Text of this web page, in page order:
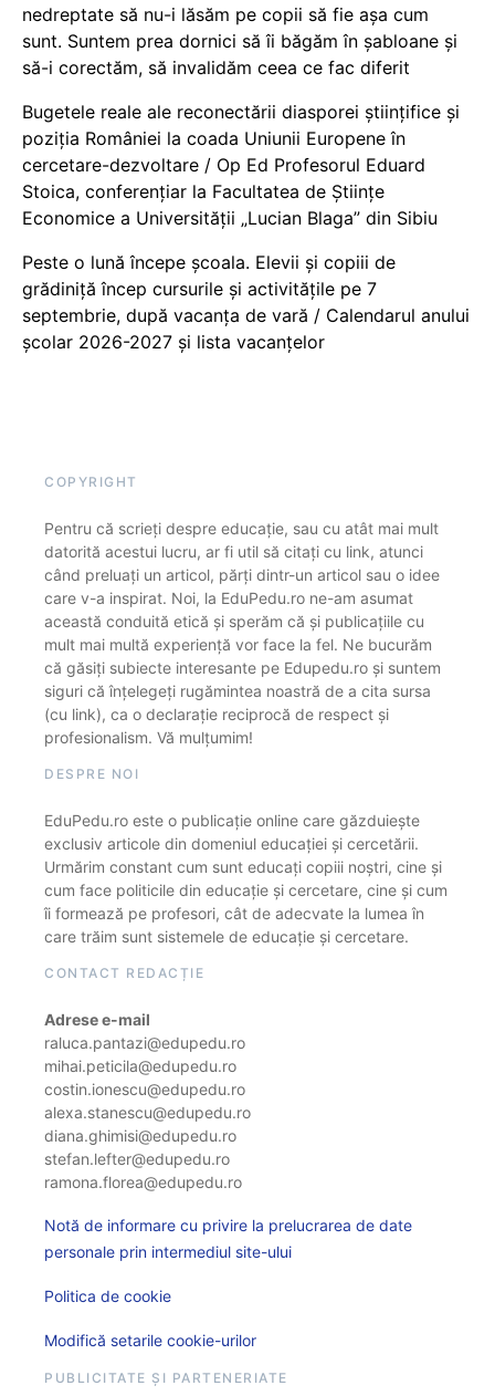
nedreptate să nu-i lăsăm pe copii să fie așa cum
sunt. Suntem prea dornici să îi băgăm în șabloane și
să-i corectăm, să invalidăm ceea ce fac diferit
Bugetele reale ale reconectării diasporei științifice și
poziția României la coada Uniunii Europene în
cercetare-dezvoltare / Op Ed Profesorul Eduard
Stoica, conferențiar la Facultatea de Științe
Economice a Universității „Lucian Blaga” din Sibiu
Peste o lună începe școala. Elevii și copiii de
grădiniță încep cursurile și activitățile pe 7
septembrie, după vacanța de vară / Calendarul anului
școlar 2026-2027 și lista vacanțelor
COPYRIGHT
Pentru că scrieți despre educație, sau cu atât mai mult
datorită acestui lucru, ar fi util să citați cu link, atunci
când preluați un articol, părți dintr-un articol sau o idee
care v-a inspirat. Noi, la EduPedu.ro ne-am asumat
această conduită etică și sperăm că și publicațiile cu
mult mai multă experiență vor face la fel. Ne bucurăm
că găsiți subiecte interesante pe Edupedu.ro și suntem
siguri că înțelegeți rugămintea noastră de a cita sursa
(cu link), ca o declarație reciprocă de respect și
profesionalism. Vă mulțumim!
DESPRE NOI
EduPedu.ro este o publicație online care găzduiește
exclusiv articole din domeniul educației și cercetării.
Urmărim constant cum sunt educați copiii noștri, cine și
cum face politicile din educație și cercetare, cine și cum
îi formează pe profesori, cât de adecvate la lumea în
care trăim sunt sistemele de educație și cercetare.
CONTACT REDACȚIE
Adrese e-mail
raluca.pantazi@edupedu.ro
mihai.peticila@edupedu.ro
costin.ionescu@edupedu.ro
alexa.stanescu@edupedu.ro
diana.ghimisi@edupedu.ro
stefan.lefter@edupedu.ro
ramona.florea@edupedu.ro
Notă de informare cu privire la prelucrarea de date
personale prin intermediul site-ului
Politica de cookie
Modifică setarile cookie-urilor
PUBLICITATE ȘI PARTENERIATE